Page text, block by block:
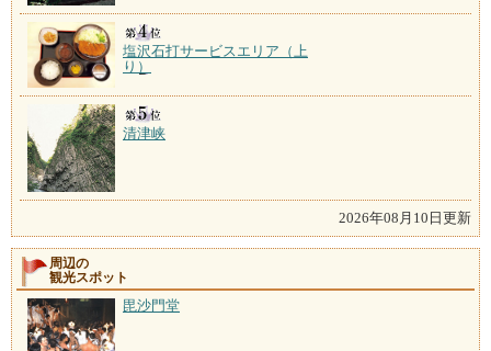
塩沢石打サービスエリア（上
り）
清津峡
2026年08月10日更新
周辺の
観光スポット
毘沙門堂